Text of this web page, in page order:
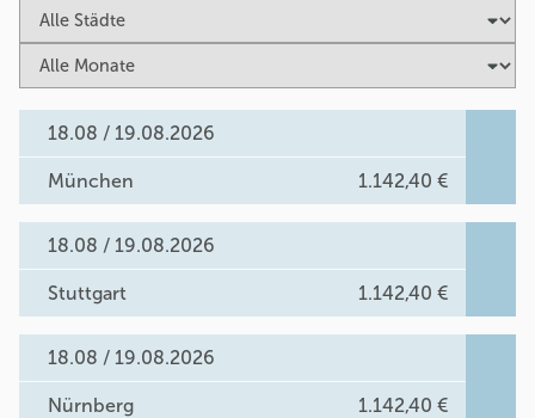
18.08 / 19.08.2026
München 1.142,40 €
18.08 / 19.08.2026
Stuttgart 1.142,40 €
18.08 / 19.08.2026
Nürnberg 1.142,40 €